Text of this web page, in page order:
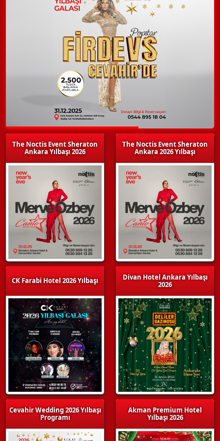
The Noctis Event Sheraton
Ankara Yılbaşı 2026
CK Farabi Hotel 2026 Yılbaşı
Cevahir Wedding 2026 Yılbaşı
Programı
The Noctis Event Sheraton
Ankara 2026 Yılbaşı
Divan Hotel Ankara Yılbaşı
2026
Akman Premium Hotel
Yılbaşı 2026